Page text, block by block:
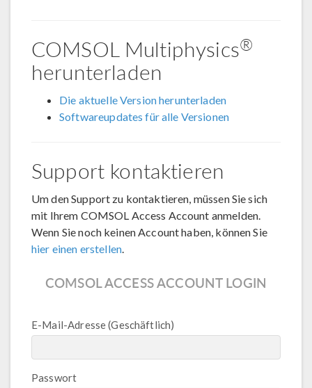
COMSOL Multiphysics®
herunterladen
Die aktuelle Version herunterladen
Softwareupdates für alle Versionen
Support kontaktieren
Um den Support zu kontaktieren, müssen Sie sich
mit Ihrem COMSOL Access Account anmelden.
Wenn Sie noch keinen Account haben, können Sie
hier einen erstellen.
COMSOL ACCESS ACCOUNT LOGIN
E-Mail-Adresse (Geschäftlich)
Passwort